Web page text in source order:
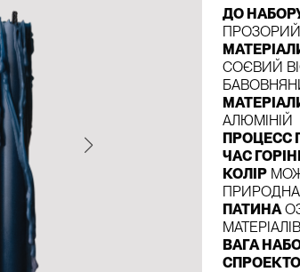
ДО
СОЄВИЙ
АЛЮМІНІЙ
ПРОЦЕСС
ЧАС
КОЛІР
ПРИРОДНА
ПАТИНА
МАТЕРІАЛІВ
ВАГА